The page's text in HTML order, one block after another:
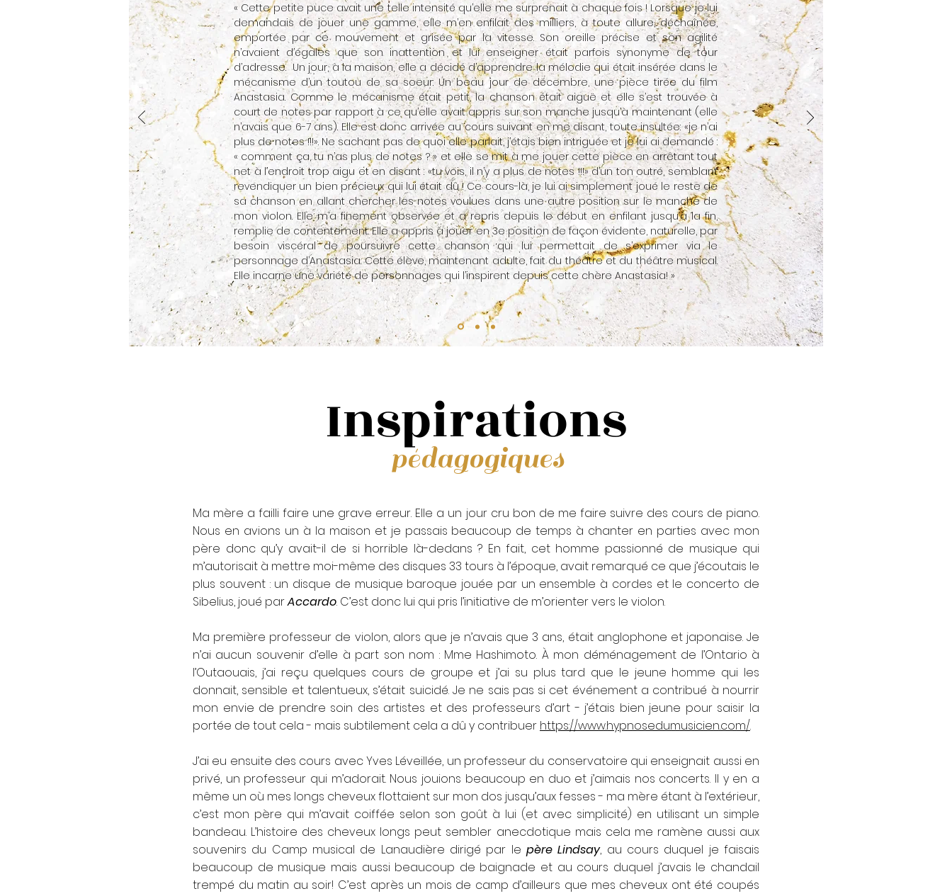
« Cette petite puce avait une telle intensité qu’elle me surprenait à chaque fois ! Lorsque je lui
demandais de jouer une gamme, elle m’en enfilait des milliers, à toute allure, déchaînée,
emportée par ce mouvement et grisée par la vitesse. Son oreille précise et son agilité
n’avaient d’égales que son inattention et lui enseigner était parfois synonyme de tour
d’adresse. Un jour, à la maison, elle a décidé d’apprendre la mélodie qui était insérée dans le
mécanisme d’un toutou de sa soeur: Un beau jour de décembre, une pièce tirée du film
Anastasia. Comme le mécanisme était petit, la chanson était aiguë et elle s’est trouvée à
court de notes par rapport à ce qu’elle avait appris sur son manche jusqu’à maintenant (elle
n’avais que 6-7 ans). Elle est donc arrivée au cours suivant en me disant, toute insultée: «je n’ai
plus de notes !!!». Ne sachant pas de quoi elle parlait, j’étais bien intriguée et je lui ai demandé :
« comment ça, tu n’as plus de notes ? » et elle se mit à me jouer cette pièce en arrêtant tout
net à l’endroit trop aigu et en disant : «tu vois, il n’y a plus de notes !!!» d’un ton outré, semblant
revendiquer un bien précieux qui lui était dû ! Ce cours-là, je lui ai simplement joué le reste de
sa chanson en allant chercher les notes voulues dans une autre position sur le manche de
mon violon. Elle m’a finement observée et a repris depuis le début en enfilant jusqu’à la fin,
remplie de contentement. Elle a appris à jouer en 3e position de façon évidente, naturelle, par
besoin viscéral de poursuivre cette chanson qui lui permettait de s’exprimer via le
personnage d’Anastasia. Cette élève, maintenant adulte, fait du théâtre et du théâtre musical.
Elle incarne une variété de personnages qui l’inspirent depuis cette chère Anastasia! »
Inspirations
pédagogiques
Ma mère a failli faire une grave erreur. Elle a un jour cru bon de me faire suivre des cours de piano.
Nous en avions un à la maison et je passais beaucoup de temps à chanter en parties avec mon
père donc qu’y avait-il de si horrible là-dedans ? En fait, cet homme passionné de musique qui
m’autorisait à mettre moi-même des disques 33 tours à l’époque, avait remarqué ce que j’écoutais le
plus souvent : un disque de musique baroque jouée par un ensemble à cordes et le concerto de
Sibelius, joué parAccardo. C’est donc lui qui pris l’initiative de m’orienter vers le violon.
Ma première professeur de violon, alors que je n’avais que 3 ans, était anglophone et japonaise. Je
n’ai aucun souvenir d’elle à part son nom : Mme Hashimoto. À mon déménagement de l’Ontario à
l’Outaouais, j’ai reçu quelques cours de groupe et j’ai su plus tard que le jeune homme qui les
donnait, sensible et talentueux, s’était suicidé. Je ne sais pas si cet événement a contribué à nourrir
mon envie de prendre soin des artistes et des professeurs d’art - j’étais bien jeune pour saisir la
portée de tout cela - mais subtilement cela a dû y contribuer https://www.hypnosedumusicien.com/.
J’ai eu ensuite des cours avec Yves Léveillée, un professeur du conservatoire qui enseignait aussi en
privé, un professeur qui m’adorait. Nous jouions beaucoup en duo et j’aimais nos concerts. Il y en a
même un où mes longs cheveux flottaient sur mon dos jusqu’aux fesses - ma mère étant à l’extérieur,
c’est mon père qui m’avait coiffée selon son goût à lui (et avec simplicité) en utilisant un simple
bandeau. L’histoire des cheveux longs peut sembler anecdotique mais cela me ramène aussi aux
souvenirs du Camp musical de Lanaudière dirigé par le père Lindsay, au cours duquel je faisais
beaucoup de musique mais aussi beaucoup de baignade et au cours duquel j’avais le chandail
trempé du matin au soir! C’est après un mois de camp d’ailleurs que mes cheveux ont été coupés